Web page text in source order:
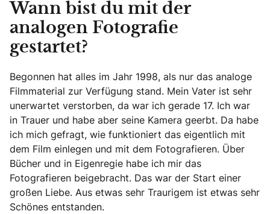
Wann bist du mit der
analogen Fotografie
gestartet?
Begonnen hat alles im Jahr 1998, als nur das analoge
Filmmaterial zur Verfügung stand. Mein Vater ist sehr
unerwartet verstorben, da war ich gerade 17. Ich war
in Trauer und habe aber seine Kamera geerbt. Da habe
ich mich gefragt, wie funktioniert das eigentlich mit
dem Film einlegen und mit dem Fotografieren. Über
Bücher und in Eigenregie habe ich mir das
Fotografieren beigebracht. Das war der Start einer
großen Liebe. Aus etwas sehr Traurigem ist etwas sehr
Schönes entstanden.